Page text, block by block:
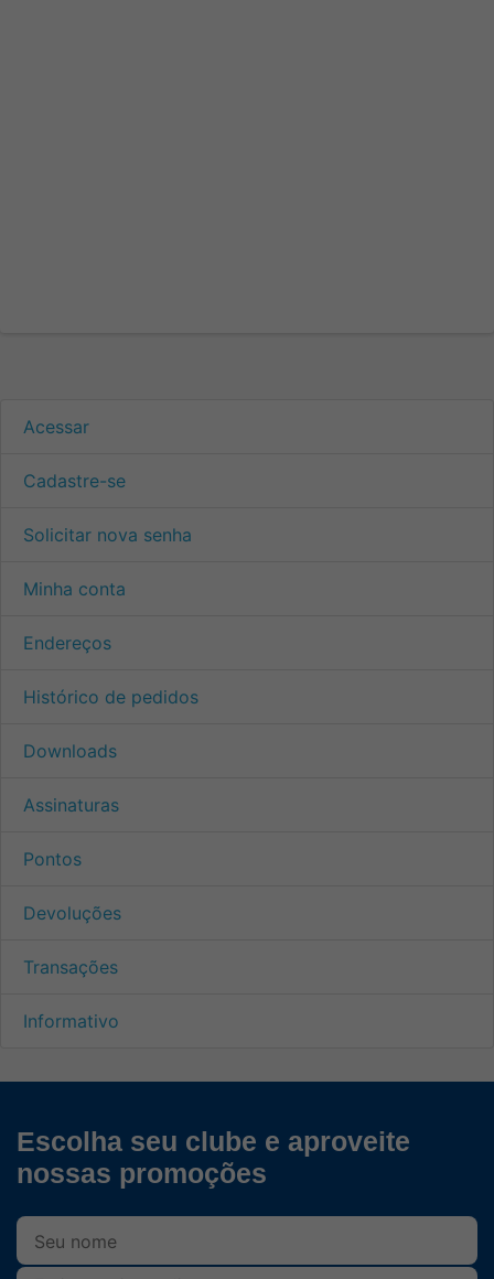
Acessar
Cadastre-se
Solicitar nova senha
Minha conta
Endereços
Histórico de pedidos
Downloads
Assinaturas
Pontos
Devoluções
Transações
Informativo
Escolha seu clube e aproveite
nossas promoções